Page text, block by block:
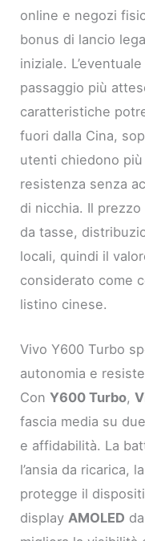
online e negozi
bonus di lancio
iniziale.
passaggio più
caratteristiche
fuori dalla Cina,
utenti chiedono
resistenza senza
di nicchia. Il
da tasse,
locali, quindi il
considerato come
listino cinese.
Vivo Y600 Turbo
autonomia e
ConY600 Turbo,
fascia media su
e affidabilità. La
l’ansia da ricarica,
protegge il
displayAMOLED